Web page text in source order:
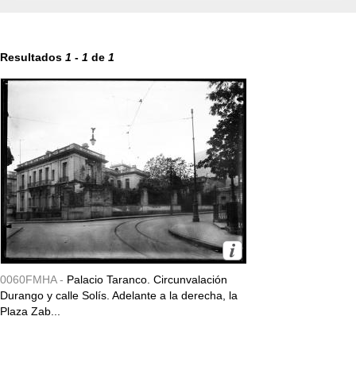
Resultados 1 - 1 de 1
0060FMHA - Palacio Taranco. Circunvalación
Durango y calle Solís. Adelante a la derecha, la
Plaza Zab...